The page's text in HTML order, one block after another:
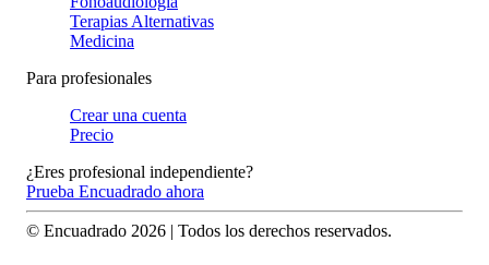
Terapias Alternativas
Medicina
Para profesionales
Crear una cuenta
Precio
¿Eres profesional independiente?
Prueba Encuadrado ahora
© Encuadrado 2026 | Todos los derechos reservados.